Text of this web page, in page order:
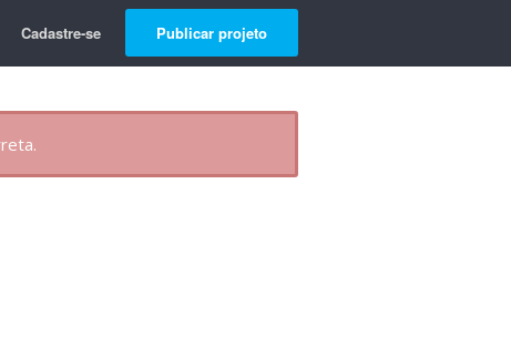
Cadastre-se Publicar projeto